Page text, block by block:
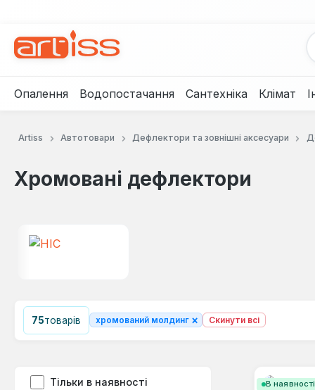
Опалення Водопостачання Сантехніка Клімат
Artiss Автотовари Дефлектори та зовнішні аксесуари
Хромовані дефлектори
75товарів хромований молдинг × Скинути всі
Тільки в наявності В наявності